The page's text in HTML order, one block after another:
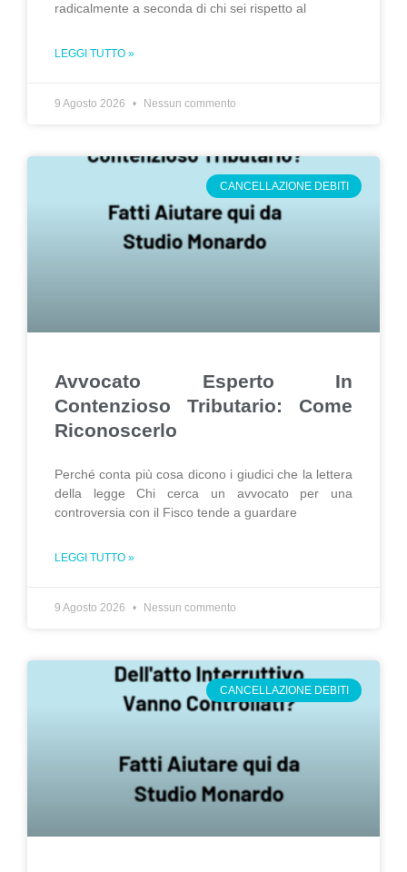
radicalmente a seconda di chi sei rispetto al
LEGGI TUTTO »
9 Agosto 2026 Nessun commento
CANCELLAZIONE DEBITI
Avvocato Esperto In
Contenzioso Tributario: Come
Riconoscerlo
Perché conta più cosa dicono i giudici che la lettera
della legge Chi cerca un avvocato per una
controversia con il Fisco tende a guardare
LEGGI TUTTO »
9 Agosto 2026 Nessun commento
CANCELLAZIONE DEBITI